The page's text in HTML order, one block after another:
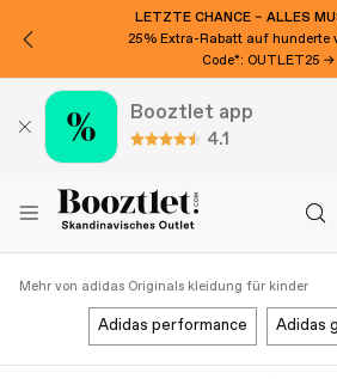
LETZTE CHANCE – ALLES
25% Extra-Rabatt auf hunderte
Code*: OUTLET25 →
Booztlet app
4.1
Mehr von adidas Originals kleidung für kinder
adidas performance adidas